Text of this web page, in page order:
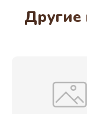
Ремонт